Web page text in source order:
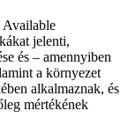
Available
jelenti,
és – amennyiben
a környezet
alkalmaznak, és
mértékének